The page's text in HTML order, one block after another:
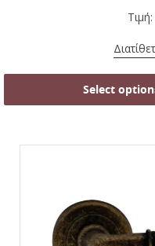
Τιμή:
Select